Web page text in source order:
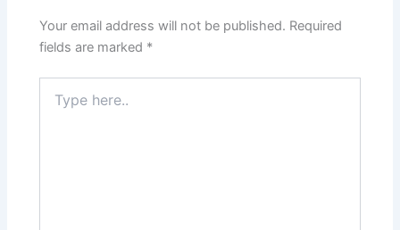
Your email address will not be published. Required
fields are marked *
here..